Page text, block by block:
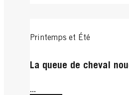
Printemps et Été
La queue de cheval
...